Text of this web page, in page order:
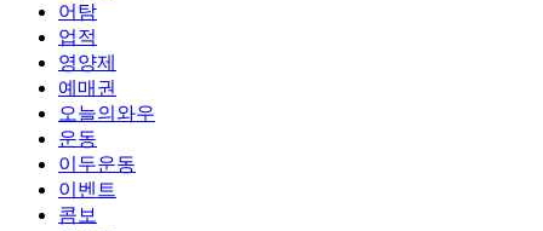
어탐
업적
영양제
예매권
오늘의와우
운동
이두운동
이벤트
콤보